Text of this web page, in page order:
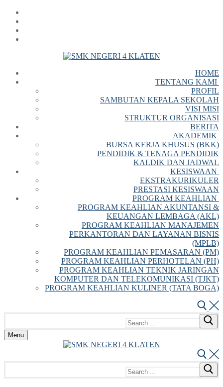
HOME
TENTANG KAMI
PROFIL
SAMBUTAN KEPALA SEKOLAH
VISI MISI
STRUKTUR ORGANISASI
BERITA
AKADEMIK
BURSA KERJA KHUSUS (BKK)
PENDIDIK & TENAGA PENDIDIK
KALDIK DAN JADWAL
KESISWAAN
EKSTRAKURIKULER
PRESTASI KESISWAAN
PROGRAM KEAHLIAN
PROGRAM KEAHLIAN AKUNTANSI &
KEUANGAN LEMBAGA (AKL)
PROGRAM KEAHLIAN MANAJEMEN
PERKANTORAN DAN LAYANAN BISNIS
(MPLB)
PROGRAM KEAHLIAN PEMASARAN (PM)
PROGRAM KEAHLIAN PERHOTELAN (PH)
PROGRAM KEAHLIAN TEKNIK JARINGAN
KOMPUTER DAN TELEKOMUNIKASI (TJKT)
PROGRAM KEAHLIAN KULINER (TATA BOGA)
Menu